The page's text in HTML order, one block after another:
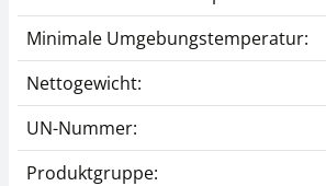
Minimale Umgebungstemperatur:
Nettogewicht:
UN-Nummer:
Produktgruppe: